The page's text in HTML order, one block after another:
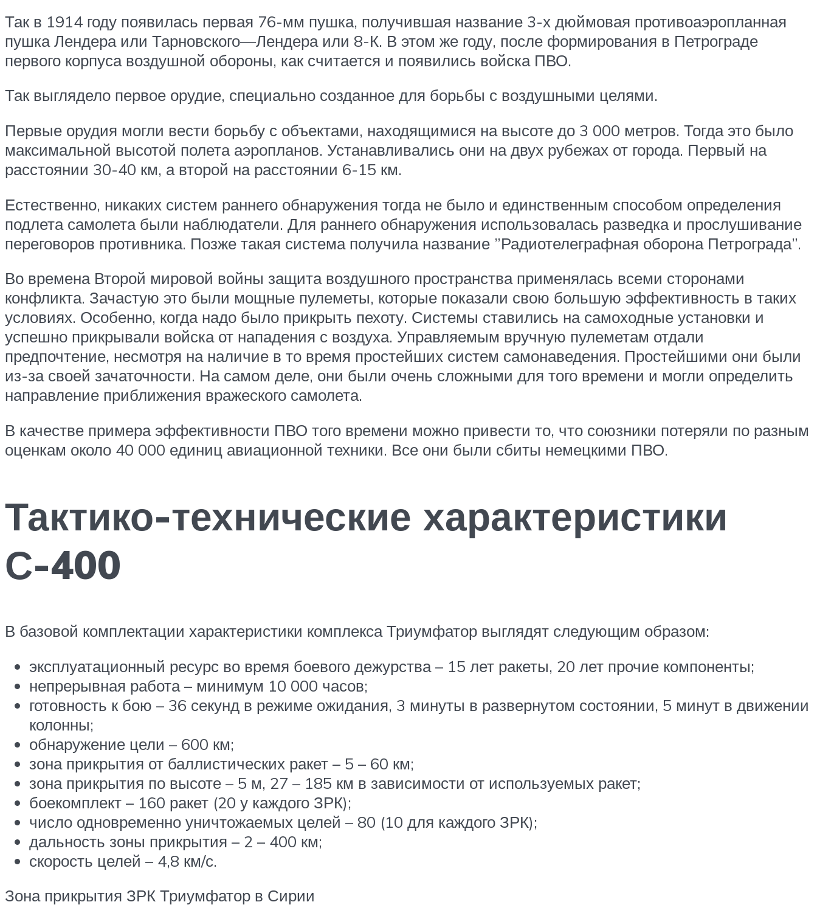
Так в 1914 году появилась первая 76-мм пушка, получившая название 3-х дюймовая противоаэропланная
пушка Лендера или Тарновского—Лендера или 8-К. В этом же году, после формирования в Петрограде
первого корпуса воздушной обороны, как считается и появились войска ПВО.
Так выглядело первое орудие, специально созданное для борьбы с воздушными целями.
Первые орудия могли вести борьбу с объектами, находящимися на высоте до 3 000 метров. Тогда это было
максимальной высотой полета аэропланов. Устанавливались они на двух рубежах от города. Первый на
расстоянии 30-40 км, а второй на расстоянии 6-15 км.
Естественно, никаких систем раннего обнаружения тогда не было и единственным способом определения
подлета самолета были наблюдатели. Для раннего обнаружения использовалась разведка и прослушивание
переговоров противника. Позже такая система получила название ”Радиотелеграфная оборона Петрограда”.
Во времена Второй мировой войны защита воздушного пространства применялась всеми сторонами
конфликта. Зачастую это были мощные пулеметы, которые показали свою большую эффективность в таких
условиях. Особенно, когда надо было прикрыть пехоту. Системы ставились на самоходные установки и
успешно прикрывали войска от нападения с воздуха. Управляемым вручную пулеметам отдали
предпочтение, несмотря на наличие в то время простейших систем самонаведения. Простейшими они были
из-за своей зачаточности. На самом деле, они были очень сложными для того времени и могли определить
направление приближения вражеского самолета.
В качестве примера эффективности ПВО того времени можно привести то, что союзники потеряли по разным
оценкам около 40 000 единиц авиационной техники. Все они были сбиты немецкими ПВО.
Тактико-технические характеристики
С-400
В базовой комплектации характеристики комплекса Триумфатор выглядят следующим образом:
эксплуатационный ресурс во время боевого дежурства – 15 лет ракеты, 20 лет прочие компоненты;
непрерывная работа – минимум 10 000 часов;
готовность к бою – 36 секунд в режиме ожидания, 3 минуты в развернутом состоянии, 5 минут в движении
колонны;
обнаружение цели – 600 км;
зона прикрытия от баллистических ракет – 5 – 60 км;
зона прикрытия по высоте – 5 м, 27 – 185 км в зависимости от используемых ракет;
боекомплект – 160 ракет (20 у каждого ЗРК);
число одновременно уничтожаемых целей – 80 (10 для каждого ЗРК);
дальность зоны прикрытия – 2 – 400 км;
скорость целей – 4,8 км/с.
Зона прикрытия ЗРК Триумфатор в Сирии